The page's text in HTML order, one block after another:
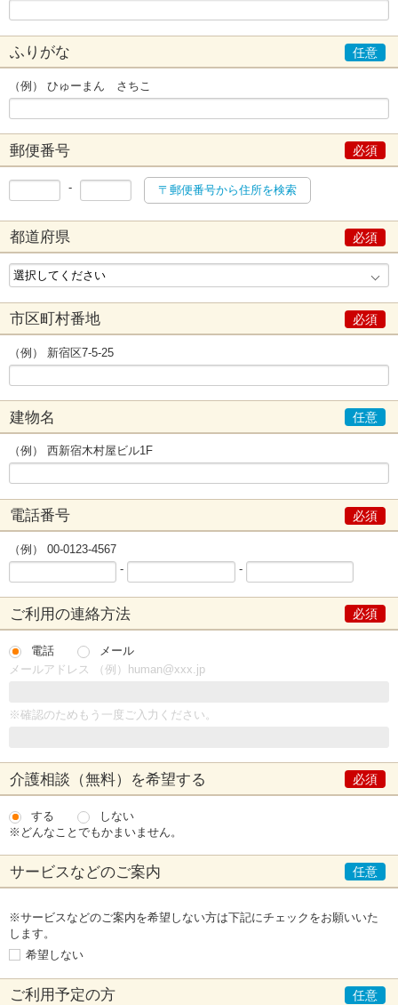
ふりがな
（例） ひゅーまん さちこ
郵便番号
- 〒郵便番号から住所を検索
都道府県
市区町村番地
（例） 新宿区7-5-25
建物名
（例） 西新宿木村屋ビル1F
電話番号
（例） 00-0123-4567
-
-
ご利用の連絡方法
電話
メール
メールアドレス （例）human@xxx.jp
※確認のためもう一度ご入力ください。
介護相談（無料） を希望する
する
しない
※どんなことでもかまいません。
サービスなどのご案内
※サービスなどのご案内を希望しない方は下記にチェックをお願いいた
します。
希望しない
ご利用予定の方